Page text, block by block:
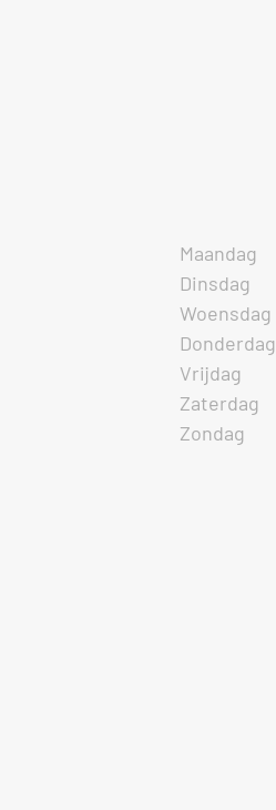
Maandag
Dinsdag
Woensdag
Donderdag
Vrijdag
Zaterdag
Zondag